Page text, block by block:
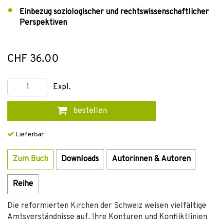
Einbezug soziologischer und rechtswissenschaftlicher
Perspektiven
CHF 36.00
Expl.
bestellen
Lieferbar
Zum Buch Downloads Autorinnen & Autoren
Reihe
Die reformierten Kirchen der Schweiz weisen vielfältige
Amtsverständnisse auf. Ihre Konturen und Konfliktlinien